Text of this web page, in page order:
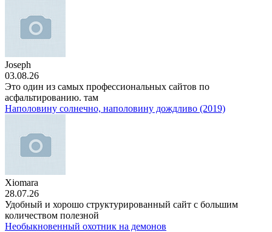
Joseph
03.08.26
Это один из самых профессиональных сайтов по
асфальтированию. там
Наполовину солнечно, наполовину дождливо (2019)
Xiomara
28.07.26
Удобный и хорошо структурированный сайт с большим
количеством полезной
Необыкновенный охотник на демонов